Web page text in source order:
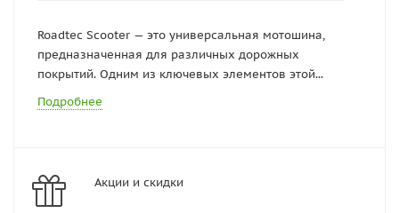
Roadtec Scooter — это универсальная мотошина,
предназначенная для различных дорожных
покрытий. Одним из ключевых элементов этой...
Подробнее
Акции и скидки